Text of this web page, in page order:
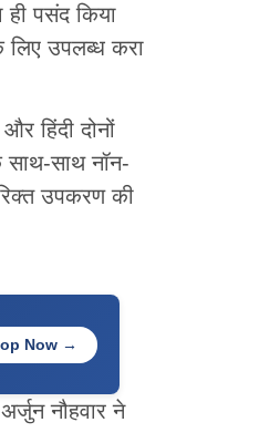
ही पसंद किया
उपलब्ध करा
हिंदी दोनों
साथ नॉन-
उपकरण की
Now →
नौहवार ने